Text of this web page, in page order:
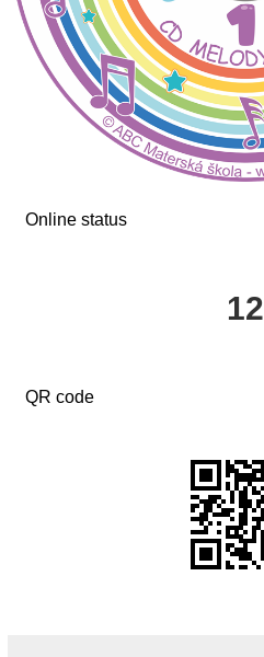
Online status
12
QR code